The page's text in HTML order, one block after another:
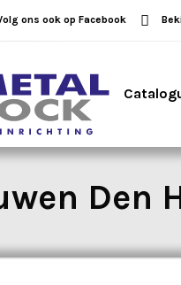
ons ook op Facebook
Den